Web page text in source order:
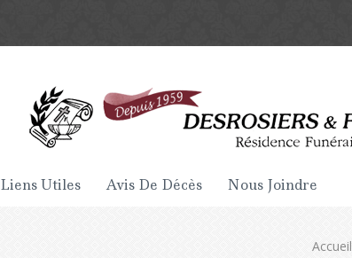
Liens Utiles Avis De Décès Nous Joindre
Accueil